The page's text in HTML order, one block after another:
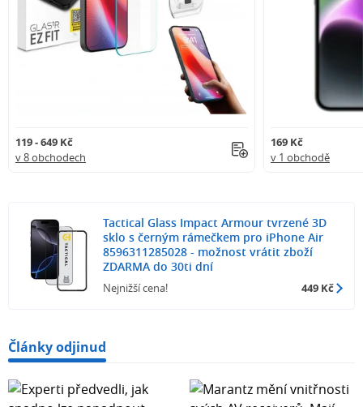
119 - 649 Kč
v 8 obchodech
169 Kč
v 1 obchodě
Tactical Glass Impact Armour tvrzené 3D
sklo s černým rámečkem pro iPhone Air
8596311285028 - možnost vrátit zboží
ZDARMA do 30ti dní
Nejnižší cena! 449 Kč
Články odjinud